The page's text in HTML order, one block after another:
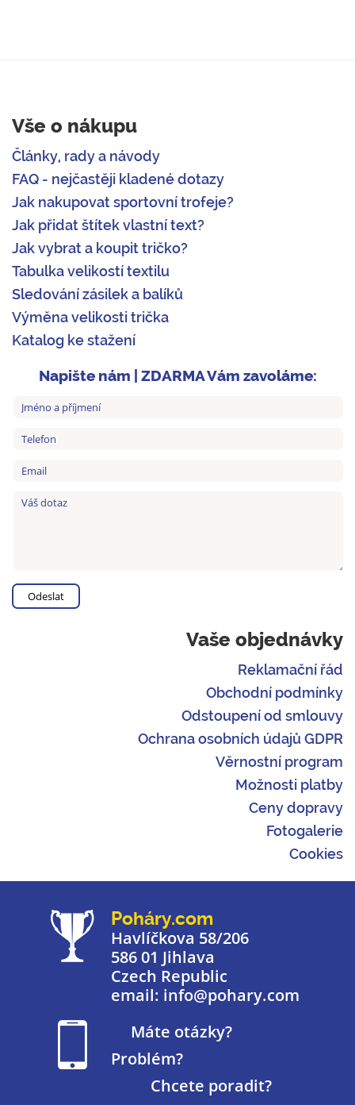
Vše o nákupu
Články, rady a návody
FAQ - nejčastěji kladené dotazy
Jak nakupovat sportovní trofeje?
Jak přidat štítek vlastní text?
Jak vybrat a koupit tričko?
Tabulka velikostí textilu
Sledování zásilek a balíků
Výměna velikosti trička
Katalog ke stažení
Napište nám | ZDARMA Vám zavoláme:
Vaše objednávky
Reklamační řád
Obchodní podmínky
Odstoupení od smlouvy
Ochrana osobních údajů GDPR
Věrnostní program
Možnosti platby
Ceny dopravy
Fotogalerie
Cookies
Poháry.com
Havlíčkova 58/206
586 01 Jihlava
Czech Republic
email: info@pohary.com
Máte otázky?
Problém?
Chcete poradit?